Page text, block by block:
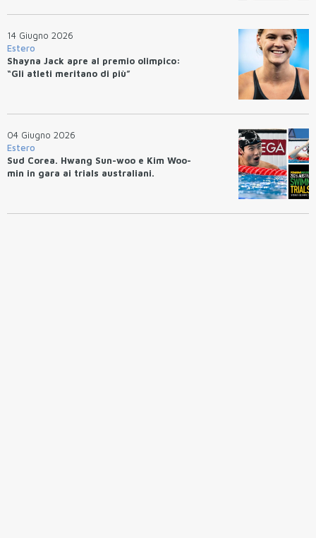
14 Giugno 2026
Estero
Shayna Jack apre al premio olimpico:
“Gli atleti meritano di più”
04 Giugno 2026
Estero
Sud Corea. Hwang Sun-woo e Kim Woo-
min in gara ai trials australiani.